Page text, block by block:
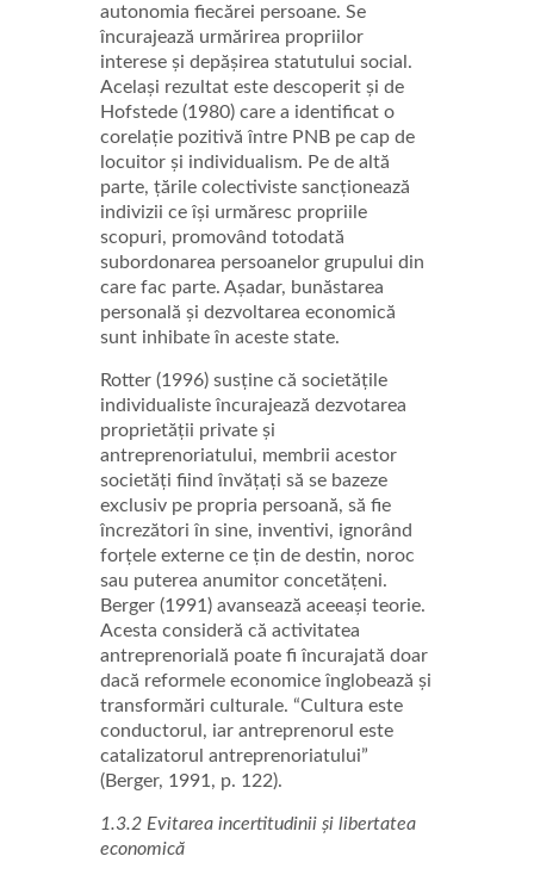
autonomia fiecărei persoane. Se
încurajează urmărirea propriilor
interese și depășirea statutului social.
Același rezultat este descoperit și de
Hofstede (1980) care a identificat o
corelație pozitivă între PNB pe cap de
locuitor și individualism. Pe de altă
parte, țările colectiviste sancționează
indivizii ce își urmăresc propriile
scopuri, promovând totodată
subordonarea persoanelor grupului din
care fac parte. Așadar, bunăstarea
personală și dezvoltarea economică
sunt inhibate în aceste state.
Rotter (1996) susține că societățile
individualiste încurajează dezvotarea
proprietății private și
antreprenoriatului, membrii acestor
societăți fiind învățați să se bazeze
exclusiv pe propria persoană, să fie
încrezători în sine, inventivi, ignorând
forțele externe ce țin de destin, noroc
sau puterea anumitor concetățeni.
Berger (1991) avansează aceeași teorie.
Acesta consideră că activitatea
antreprenorială poate fi încurajată doar
dacă reformele economice înglobează și
transformări culturale. “Cultura este
conductorul, iar antreprenorul este
catalizatorul antreprenoriatului”
(Berger, 1991, p. 122).
1.3.2 Evitarea incertitudinii și libertatea
economică